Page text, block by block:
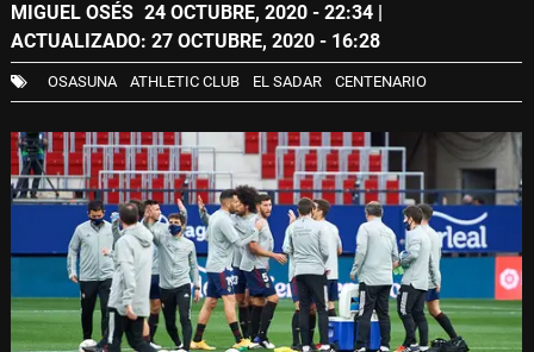
MIGUEL OSÉS 24 OCTUBRE, 2020 - 22:34 |
ACTUALIZADO: 27 OCTUBRE, 2020 - 16:28
OSASUNA ATHLETIC CLUB EL SADAR CENTENARIO